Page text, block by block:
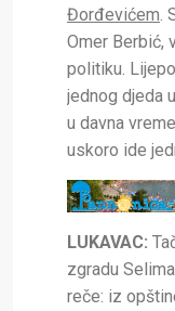
Đorđevićem
Omer Berbić,
politiku.
jednog djeda
u davna
uskoro ide
LUKAVAC:
zgradu
reče: iz